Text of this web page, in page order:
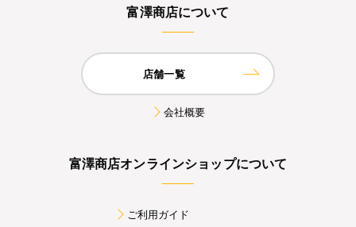
富澤商店について
店舗一覧
会社概要
富澤商店オンラインショップについて
ご利用ガイド